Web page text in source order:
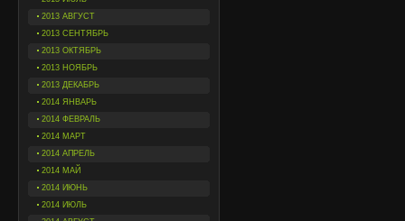
2013 АВГУСТ
2013 СЕНТЯБРЬ
2013 ОКТЯБРЬ
2013 НОЯБРЬ
2013 ДЕКАБРЬ
2014 ЯНВАРЬ
2014 ФЕВРАЛЬ
2014 МАРТ
2014 АПРЕЛЬ
2014 МАЙ
2014 ИЮНЬ
2014 ИЮЛЬ